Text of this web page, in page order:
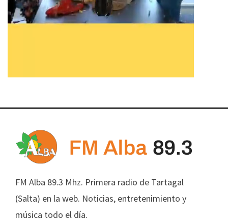
FM Alba 89.3 Mhz. Primera radio de Tartagal
(Salta) en la web. Noticias, entretenimiento y
música todo el día.